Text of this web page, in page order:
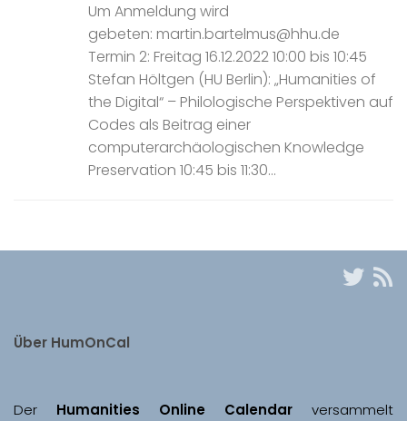
Um Anmeldung wird
gebeten: martin.bartelmus@hhu.de
Termin 2: Freitag 16.12.2022 10:00 bis 10:45
Stefan Höltgen (HU Berlin): „Humanities of
the Digital“ – Philologische Perspektiven auf
Codes als Beitrag einer
computerarchäologischen Knowledge
Preservation 10:45 bis 11:30...
Über HumOnCal
Der Humanities Online Calendar versammelt